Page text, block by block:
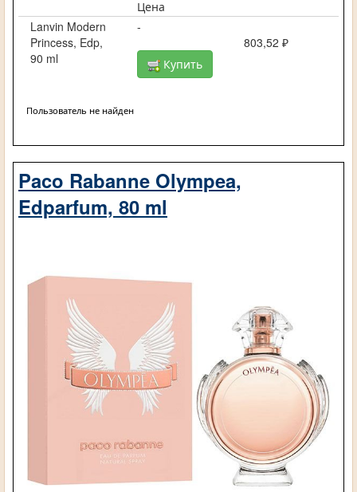
Цена
Lanvin Modern
Princess, Edp,
90 ml
-
803,52 ₽
Купить
Пользователь не найден
Paco Rabanne Olympea,
Edparfum, 80 ml